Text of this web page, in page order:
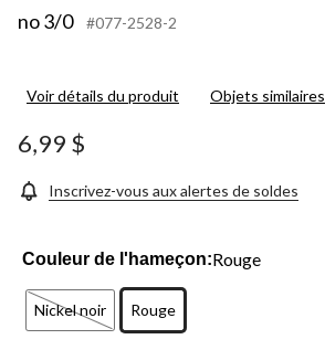
no 3/0
#077-2528-2
Voir détails du produit Objets similaires
6,99 $
Inscrivez-vous aux alertes de soldes
Couleur de l'hameçon:Rouge
Nickel noir Rouge